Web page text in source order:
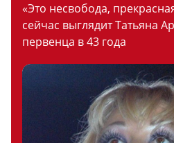
«Это несвобода,
сейчас выглядит Татьяна
первенца в 43 года